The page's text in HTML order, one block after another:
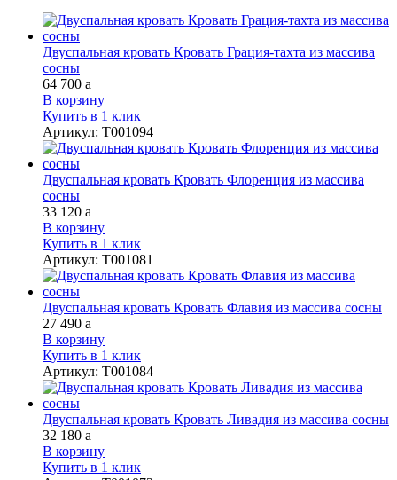
Двуспальная кровать Кровать Грация-тахта из массива
сосны
64 700 a
В корзину
Купить в 1 клик
Артикул: Т001094
Двуспальная кровать Кровать Флоренция из массива
сосны
33 120 a
В корзину
Купить в 1 клик
Артикул: Т001081
Двуспальная кровать Кровать Флавия из массива сосны
27 490 a
В корзину
Купить в 1 клик
Артикул: Т001084
Двуспальная кровать Кровать Ливадия из массива сосны
32 180 a
В корзину
Купить в 1 клик